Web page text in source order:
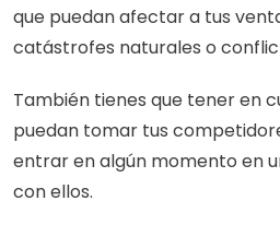
que puedan afectar a tus
catástrofes naturales o
También tienes que tener en
puedan tomar tus
entrar en algún momento en
con ellos.